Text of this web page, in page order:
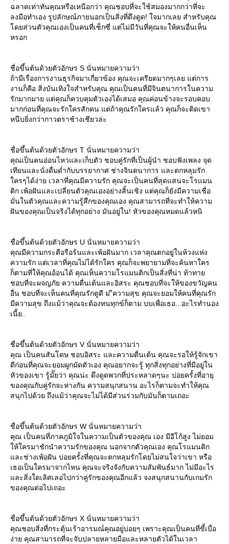
ฉลาดเท่าทันคุณหรือเหนือกว่า คุณชอบที่จะใช้สมองมากกว่าที่จะ
ลงมือทำเอง รูปลักษณ์ภายนอกเป็นสิ่งที่ดึงดูด! ใจมากเลย สำหรับคุณ
ดยส่วนตัวคุณเองเป็นคนที่เซ็กซี่ แต่ไม่มีวันที่คุณจะให้คนอื่นเห็น
หรอก
ชื่อขึ้นต้นด้วยตัวอักษร S นั่นหมายความว่า
ถ้ามีเรื่องการงานธุรกิจมาเกี่ยวข้อง คุณจะเครียดมากๆเลย แต่การ
งานก็คือ สิ่งบันเทิงใจสำหรับคุณ คุณเป็นคนที่มีจินตนาการในความ
รักมากมาย แต่คุณก็ควบคุมตัวเองได้เสมอ คุณค่อนข้างจะรอบคอบ
มากก่อนที่คุณจะรักใครสักคน แต่ถ้าคุณรักใครแล้ว คุณก็จะติดเขา
หนึบยิ่งกว่ากาวตราช้างเชียวล่ะ
ชื่อขึ้นต้นด้วยตัวอักษร T นั่นหมายความว่า
คุณเป็นคนอ่อนไหวและเก็บตัว ชอบคู่รักที่เป็นผู้นำ ชอบฟังเพลง จุด
เทียนและนั่งดื่มด่ำกับบรรยากาศ ช่างจินตนาการ และตกหลุมรัก
ครๆได้ง่าย เวลาที่คุณมีความรัก คุณจะเป็นคนที่สุดแสนจะโรแมน
ติก เพ้อฝันและเปลี่ยนตัวคุณเองอย่างสิ้นเชิง แต่คุณก็ยังมีความเชื่อ
มั่นในตัวคุณและความรู้สึกของคุณเอง คุณสามารถที่จะทำให้ความ
ฝันของคุณเป็นจริงได้ทุกอย่าง มันอยู่ใน! หัวของคุณหมดแล้วหนิ
ชื่อขึ้นต้นด้วยตัวอักษร U นั่นหมายความว่า
คุณมีความกระตือรือร้นและเพ้อฝันมาก เวลาคุณตกอยู่ในห้วงแห่ง
ความรัก แต่เวลาที่คุณไม่ได้รักใคร คุณก็จะพยายามที่จะค้นหาใคร
ก็ตามที่ให้คุณอ้อนได้ คุณเห็นความโรแมนติกเป็นสิ่งที่น่า ท้าทา
ชอบที่จะผจญภัย ความตื่นเต้นและอิสระ คุณชอบที่จะให้ของขวัญคน
อื่น ชอบที่จะเห็นคนที่คุณรักดูดี ม ีความสุข คุณจะยอมให้คนที่คุณรัก
มีความสุข ถึงแม้ว่าคุณจะต้องทนทุกข์ก็ตาม บบเพื่อเธอ...อะไรทำนอง
เนี้ย..
ชื่อขึ้นต้นด้วยตัวอักษร V นั่นหมายความว่า
คุณ เป็นคนสันโดษ ชอบอิสระ และความตื่นเต้น คุณจะรอให้รู้จักเขา
ดีก่อนที่คุณจะยอมผูกมัดตัวเอง คุณอยากจะรู้ ทุกสิ่งทุกอย่างที่มีอยู่ใน
หัวของเขา รู้มั๊ยว่า คุณน่ะ ดึงดูดพวกที่ประหลาดๆนะ บ่อยครั้งที่อายุ
ของคุณกับคู่รักจะห่างกัน ความสนุกสนาน อะไรก็ตามจะทำให้คุณ
สนุกไปด้วย ถึงแม้ว่าคุณจะไม่ได้มีส่วนร่วมกับมันก็ตามเถอะ
ชื่อขึ้นต้นด้วยตัวอักษร W นั่นหมายความว่า
คุณ เป็นคนที่ภาคภูมิใจในความเป็นตัวของคุณ เอง มีอีโก้สูง ไม่ยอม
ห้ใครมาชักนำความรักของคุณ นอกจากตัวคุณเอง คุณโรแมนติก
ละช่างเพ้อฝัน บ่อยครั้งที่คุณจะตกหลุมรักโดยไม่สนใจว่าเขา หรือ
เธอเป็นใครมาจากไหน คุณจะจริงจังกับความสัมพันธ์มาก ไม่มีอะไร
ละสิ่งใดเลิศเลอไปกว่าคู่รักของคุณอีกแล้ว จงสนุกสนานกับเกมรัก
ของคุณต่อไปเถอะ
ชื่อขึ้นต้นด้วยตัวอักษร X นั่นหมายความว่า
คุณชอบสิ่งที่กระตุ้นเร้าอารมณ์คุณอยู่บ่อยๆ เพราะคุณเป็นคนที่ขี้เบื่อ
ง่าย คุณสามารถที่จะจับปลายหลายมือและหลายตัวได้ในเวลา